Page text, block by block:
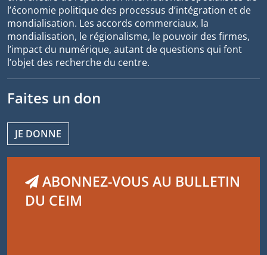
l’économie politique des processus d’intégration et de
mondialisation. Les accords commerciaux, la
mondialisation, le régionalisme, le pouvoir des firmes,
l’impact du numérique, autant de questions qui font
l’objet des recherche du centre.
Faites un don
JE DONNE
ABONNEZ-VOUS AU BULLETIN
DU CEIM